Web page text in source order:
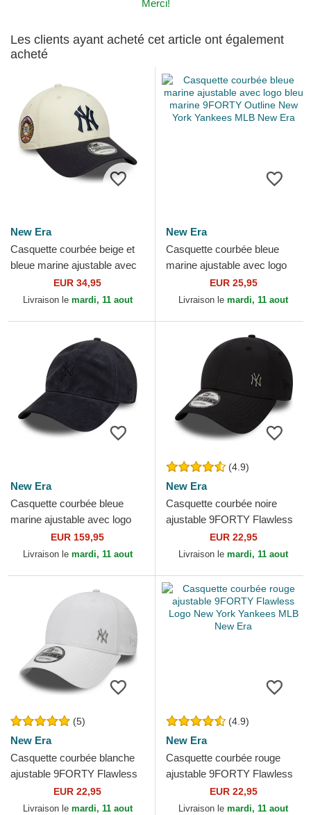
Merci!
Les clients ayant acheté cet article ont également
acheté
New Era
Casquette courbée beige et
bleue marine ajustable avec
logo bleu marine 9FORTY
World Series New...
EUR 34,95
Livraison le mardi, 11 aout
New Era
Casquette courbée bleue
marine ajustable avec logo
bleu marine 9FORTY Outline
New York Yankees...
EUR 25,95
Livraison le mardi, 11 aout
New Era
Casquette courbée bleue
marine ajustable avec logo
bleu marine 9TWENTY
Suede New York Yankees
EUR 159,95
Livraison le mardi, 11 aout
(4.9)
New Era
Casquette courbée noire
ajustable 9FORTY Flawless
Logo New York Yankees
MLB New Era
EUR 22,95
Livraison le mardi, 11 aout
(5)
New Era
Casquette courbée blanche
ajustable 9FORTY Flawless
Logo New York Yankees
MLB New Era
EUR 22,95
Livraison le mardi, 11 aout
(4.9)
New Era
Casquette courbée rouge
ajustable 9FORTY Flawless
Logo New York Yankees
MLB New Era
EUR 22,95
Livraison le mardi, 11 aout